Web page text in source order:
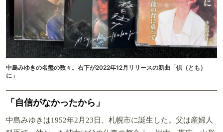
中島みゆきの名盤の数々。右下が2022年12月リリースの新曲「倶（とも）
に」
「自信がなかったから」
中島みゆきは1952年2月23日、札幌市に誕生した。父は産婦人